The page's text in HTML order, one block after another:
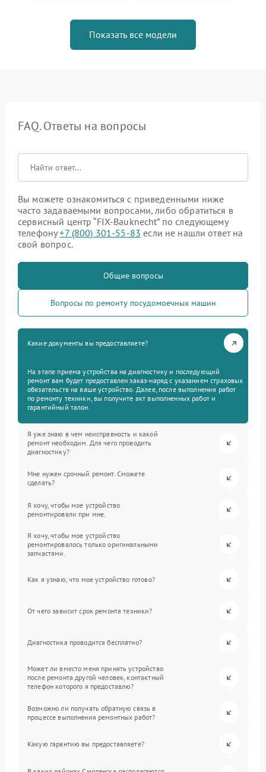
Показать все модели
FAQ. Ответы на вопросы
Вы можете ознакомиться с приведенными ниже
часто задаваемыми вопросами, либо обратиться в
сервисный центр “FIX-Bauknecht” по следующему
телефону+7 (800) 301-55-83 если не нашли ответ на
свой вопрос.
Общие вопросы
Вопросы по ремонту посудомоечных машин
Какие документы вы предоставляете?
На этапе приема устройства на диагностику и последующий
ремонт вам будет предоставлен заказ-наряд с указанием страховых
обязательств на ваше устройство. Далее, после выполнения работ
по ремонту техники, вы получите акт выполненных работ и
гарантийный талон.
Я уже знаю в чем неисправность и какой
ремонт необходим. Для чего проводить
диагностику?
Мне нужен срочный ремонт. Сможете
сделать?
Я хочу, чтобы мое устройство
ремонтировали при мне.
Я хочу, чтобы мое устройство
ремонтировалось только оригинальными
запчастями.
Как я узнаю, что мое устройство готово?
От чего зависит срок ремонта техники?
Диагностика проводится бесплатно?
Может ли вместо меня принять устройство
после ремонта другой человек, контактный
телефон которого я предоставлю?
Возможно ли получать обратную связь в
процессе выполнения ремонтных работ?
Какую гарантию вы предоставляете?